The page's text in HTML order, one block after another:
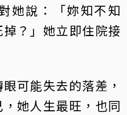
她說：「妳知不知
？」她立即住院接
可能失去的落差，
她人生最旺，也同